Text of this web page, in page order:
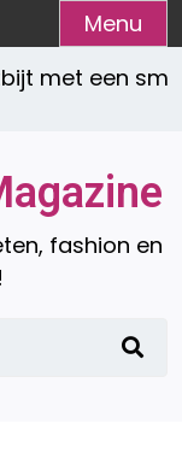
Menu
een
fashion en